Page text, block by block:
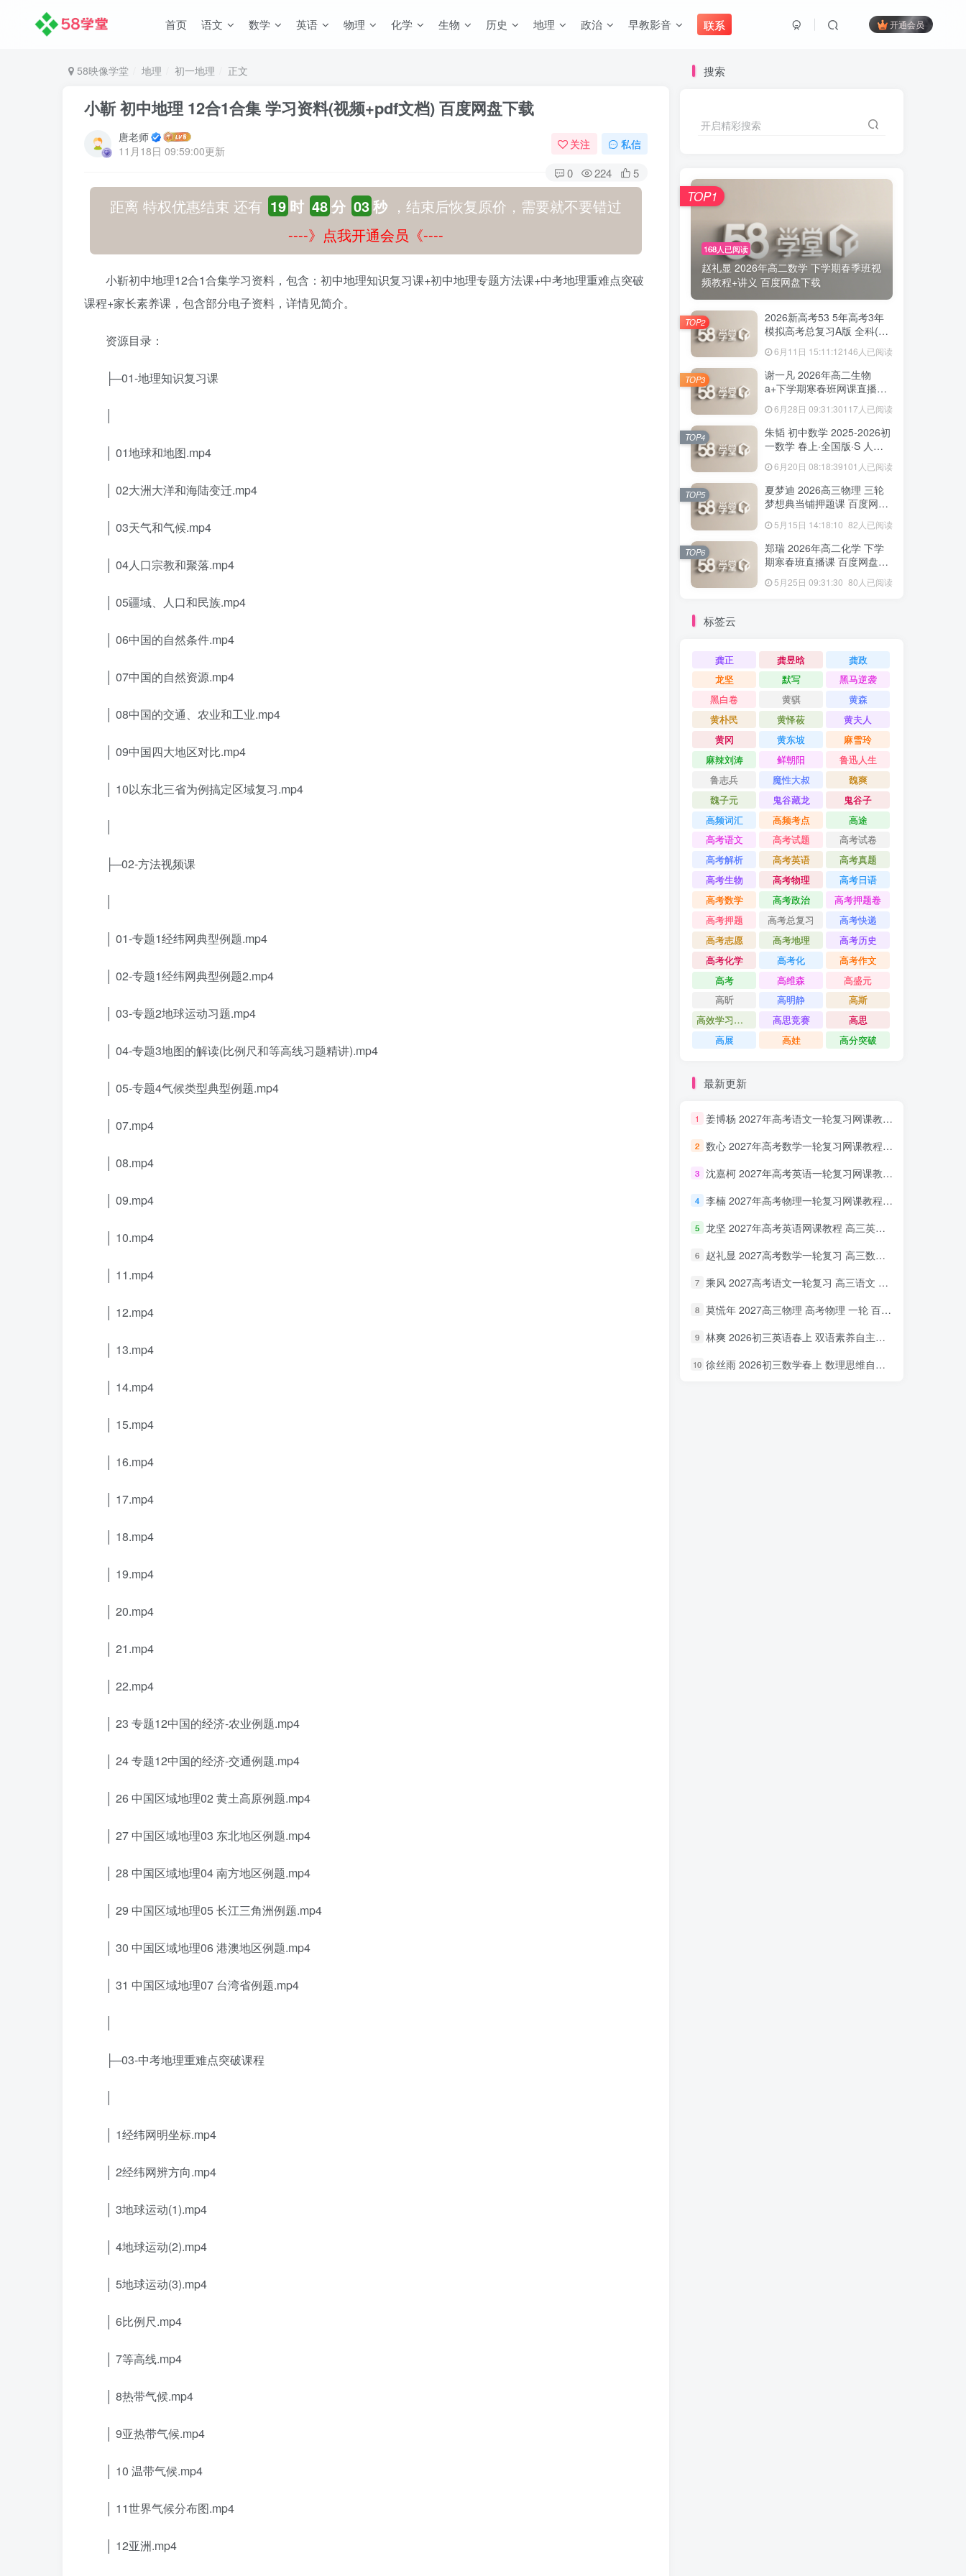
首页 语文 数学 英语 物理 化学 生物 历史 地理 政治 早教影音 联系 开通会员
58映像学堂 地理 初一地理 正文
小靳 初中地理 12合1合集 学习资料(视频+pdf文档) 百度网盘下载
唐老师
11月18日 09:59:00更新
关注 私信
0 224 5
距离 特权优惠结束 还有 19 时 48分 02秒，结束后恢复原价，需要就不要错过
----》点我开通会员《----
小靳初中地理12合1合集学习资料，包含：初中地理知识复习课+初中地理专题方法课+中考地理重难点突破
课程+家长素养课，包含部分电子资料，详情见简介。
资源目录：
├─01-地理知识复习课
│ 01地球和地图.mp4
│ 02大洲大洋和海陆变迁.mp4
│ 03天气和气候.mp4
│ 04人口宗教和聚落.mp4
│ 05疆域、人口和民族.mp4
│ 06中国的自然条件.mp4
│ 07中国的自然资源.mp4
│ 08中国的交通、农业和工业.mp4
│ 09中国四大地区对比.mp4
│ 10以东北三省为例搞定区域复习.mp4
├─02-方法视频课
│ 01-专题1经纬网典型例题.mp4
│ 02-专题1经纬网典型例题2.mp4
│ 03-专题2地球运动习题.mp4
│ 04-专题3地图的解读(比例尺和等高线习题精讲).mp4
│ 05-专题4气候类型典型例题.mp4
│ 07.mp4
│ 08.mp4
│ 09.mp4
│ 10.mp4
│ 11.mp4
│ 12.mp4
│ 13.mp4
│ 14.mp4
│ 15.mp4
│ 16.mp4
│ 17.mp4
│ 18.mp4
│ 19.mp4
│ 20.mp4
│ 21.mp4
│ 22.mp4
│ 23 专题12中国的经济-农业例题.mp4
│ 24 专题12中国的经济-交通例题.mp4
│ 26 中国区域地理02 黄土高原例题.mp4
│ 27 中国区域地理03 东北地区例题.mp4
│ 28 中国区域地理04 南方地区例题.mp4
│ 29 中国区域地理05 长江三角洲例题.mp4
│ 30 中国区域地理06 港澳地区例题.mp4
│ 31 中国区域地理07 台湾省例题.mp4
├─03-中考地理重难点突破课程
│ 1经纬网明坐标.mp4
│ 2经纬网辨方向.mp4
│ 3地球运动(1).mp4
│ 4地球运动(2).mp4
│ 5地球运动(3).mp4
│ 6比例尺.mp4
│ 7等高线.mp4
│ 8热带气候.mp4
│ 9亚热带气候.mp4
│ 10 温带气候.mp4
│ 11世界气候分布图.mp4
│ 12亚洲.mp4
搜索
开启精彩搜索
168人已阅读
赵礼显 2026年高二数学 下学期春季班视
频教程+讲义 百度网盘下载
TOP1
2026新高考53 5年高考3年
模拟高考总复习A版 全科(无
史政)百度网盘下载
6月11日 15:11:12146人已阅读
TOP2
谢一凡 2026年高二生物
a+下学期寒春班网课直播教
程 百度网盘下载
6月28日 09:31:30117人已阅读
TOP3
朱韬 初中数学 2025-2026初
一数学 春上·全国版·S 人教
版·A+ 百度网盘下载
6月20日 08:18:39101人已阅读
TOP4
夏梦迪 2026高三物理 三轮
梦想典当铺押题课 百度网盘
5月15日 14:18:10 82人已阅读
TOP5
郑瑞 2026年高二化学 下学
期寒春班直播课 百度网盘下
5月25日 09:31:30 80人已阅读
TOP6
标签云
龚正 龚昱晗
龚政
龙坚
默写
黑马逆袭
黑白卷
黄骐
黄森
黄朴民
黄怿莜
黄夫人
黄冈
黄东坡
麻雪玲
麻辣刘涛
鲜朝阳
鲁迅人生
鲁志兵
魔性大叔
魏爽
魏子元
鬼谷藏龙
鬼谷子
高频词汇
高频考点
高途
高考语文
高考试题
高考试卷
高考解析
高考英语
高考真题
高考生物
高考物理
高考日语
高考数学
高考政治
高考押题卷
高考押题
高考总复习
高考快递
高考志愿
高考地理
高考历史
高考化学
高考化
高考作文
高考
高维森
高盛元
高昕
高明静
高斯
高效学习方法课
高思竞赛
高思
高展
高娃 高分突破
最新更新
1 姜博杨 2027年高考语文一轮复习网课教程 高三语文 上学期暑假班视频教程 百度网盘下载
2 数心 2027年高考数学一轮复习网课教程 高三数学 上学期暑假班视频教程 百度网盘下载
3 沈嘉柯 2027年高考英语一轮复习网课教程 高三英语 上学期暑假班视频教程 百度网盘下载
4 李楠 2027年高考物理一轮复习网课教程 高三物理 上学期暑假班视频教程 百度网盘下载
5 龙坚 2027年高考英语网课教程 高三英语 一轮复习视频教程 百度网盘下载
6 赵礼显 2027高考数学一轮复习 高三数学 网课视频教程暑假班 百度网盘下载
7 乘风 2027高考语文一轮复习 高三语文 网课视频教程暑秋班 百度网盘下载
8 莫慌年 2027高三物理 高考物理 一轮 百度网盘下载
9 林爽 2026初三英语春上 双语素养自主学习·TY·A+（一期）百度网盘下载
10 徐丝雨 2026初三数学春上 数理思维自主学习·TY·A+（二期）百度网盘下载